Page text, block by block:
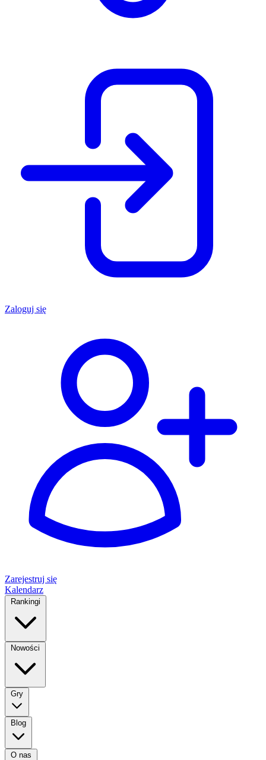
Zaloguj się
Zarejestruj się
Kalendarz
Rankingi
Nowości
Gry
Blog
O nas